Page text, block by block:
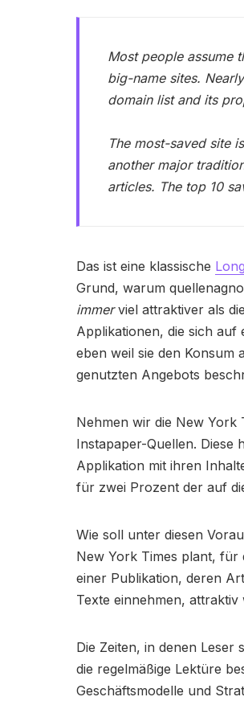
Most people assume
big-name sites.
domain list and its
The most-saved site
another major
articles. The top 10
Das ist eine klassische
Grund, warum
immerviel attraktiver als
Applikationen, die sich auf
eben weil sie den Konsum
genutzten Angebots
Nehmen wir die New York
Instapaper-Quellen. Diese
Applikation mit ihren
für zwei Prozent der auf
Wie soll unter diesen
New York Times plant, für
einer Publikation, deren
Texte einnehmen, attraktiv
Die Zeiten, in denen
die regelmäßige Lektüre
Geschäftsmodelle und